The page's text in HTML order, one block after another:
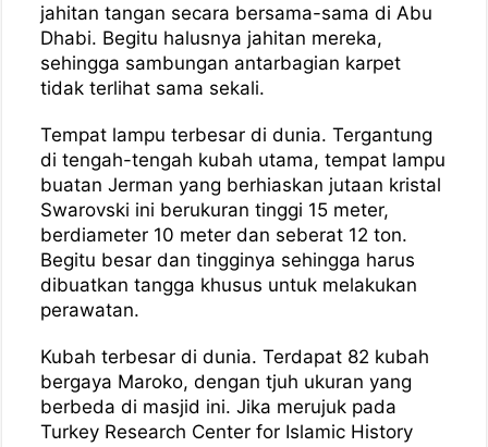
jahitan tangan secara bersama-sama di Abu
Dhabi. Begitu halusnya jahitan mereka,
sehingga sambungan antarbagian karpet
tidak terlihat sama sekali.
Tempat lampu terbesar di dunia. Tergantung
di tengah-tengah kubah utama, tempat lampu
buatan Jerman yang berhiaskan jutaan kristal
Swarovski ini berukuran tinggi 15 meter,
berdiameter 10 meter dan seberat 12 ton.
Begitu besar dan tingginya sehingga harus
dibuatkan tangga khusus untuk melakukan
perawatan.
Kubah terbesar di dunia. Terdapat 82 kubah
bergaya Maroko, dengan tjuh ukuran yang
berbeda di masjid ini. Jika merujuk pada
Turkey Research Center for Islamic History